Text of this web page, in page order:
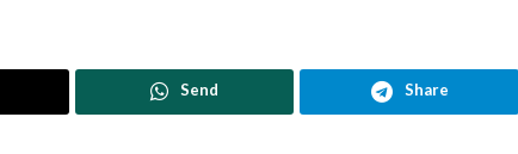
Send Share